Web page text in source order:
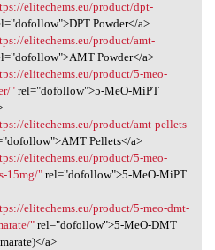
elitechems.eu/product/dpt-
Powder</a>
elitechems.eu/product/amt-
Powder</a>
elitechems.eu/product/5-meo-
"rel="dofollow">5-MeO-MiPT
elitechems.eu/product/amt-pellets-
Pellets</a>
elitechems.eu/product/5-meo-
15mg/"rel="dofollow">5-MeO-MiPT
elitechems.eu/product/5-meo-dmt-
"rel="dofollow">5-MeO-DMT
a>